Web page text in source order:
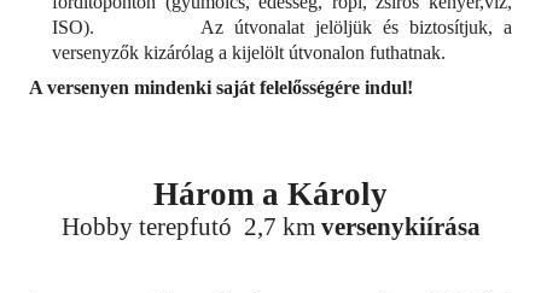
ISO).
Az útvonalat jelöljük és biztosítjuk, a
versenyzők kizárólag a kijelölt útvonalon futhatnak.
A versenyen mindenki saját felelősségére indul!
Három a Károly
Hobby terepfutó 2,7 km versenykiírása